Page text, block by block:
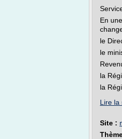
En
le
le
la
la
Lire la
Site :